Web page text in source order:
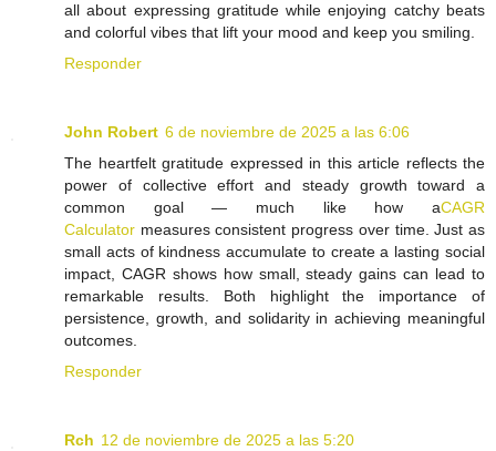
all about expressing gratitude while enjoying catchy beats
and colorful vibes that lift your mood and keep you smiling.
Responder
John Robert 6 de noviembre de 2025 a las 6:06
The heartfelt gratitude expressed in this article reflects the
power of collective effort and steady growth toward a
common goal — much like how aCAGR
Calculator measures consistent progress over time. Just as
small acts of kindness accumulate to create a lasting social
impact, CAGR shows how small, steady gains can lead to
remarkable results. Both highlight the importance of
persistence, growth, and solidarity in achieving meaningful
outcomes.
Responder
Rch 12 de noviembre de 2025 a las 5:20